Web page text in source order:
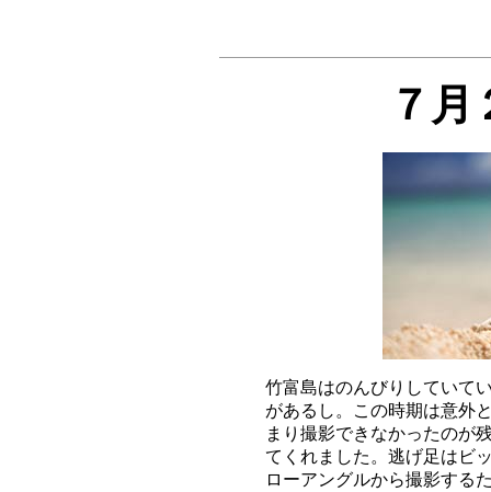
７
竹富島はのんびりしていて
があるし。この時期は意外
まり撮影できなかったのが
てくれました。逃げ足はビ
ローアングルから撮影する